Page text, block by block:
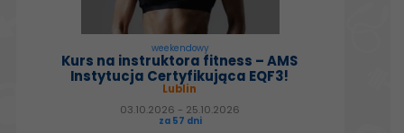
weekendowy
Kurs na instruktora fitness – AMS
Instytucja Certyfikująca EQF3!
Lublin
03.10.2026 - 25.10.2026
za 57 dni